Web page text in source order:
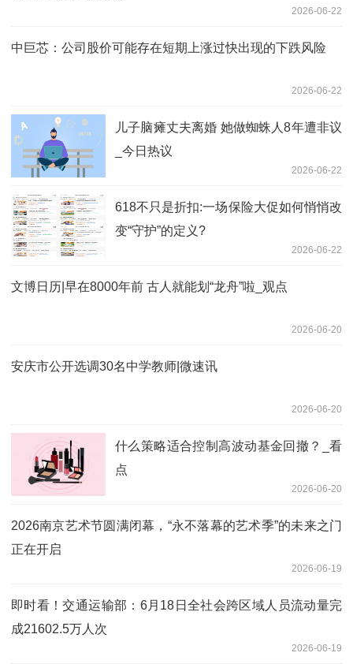
2026-06-22
中巨芯：公司股价可能存在短期上涨过快出现的下跌风险
2026-06-22
儿子脑瘫丈夫离婚 她做蜘蛛人8年遭非议
_今日热议
2026-06-22
618不只是折扣:一场保险大促如何悄悄改
变“守护”的定义?
2026-06-22
文博日历|早在8000年前 古人就能划“龙舟”啦_观点
2026-06-20
安庆市公开选调30名中学教师|微速讯
2026-06-20
什么策略适合控制高波动基金回撤？_看
点
2026-06-20
2026南京艺术节圆满闭幕，“永不落幕的艺术季”的未来之门
正在开启
2026-06-19
即时看！交通运输部：6月18日全社会跨区域人员流动量完
成21602.5万人次
2026-06-19